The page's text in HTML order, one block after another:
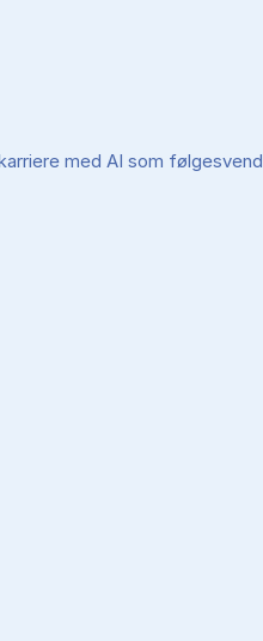
med AI som følgesvend